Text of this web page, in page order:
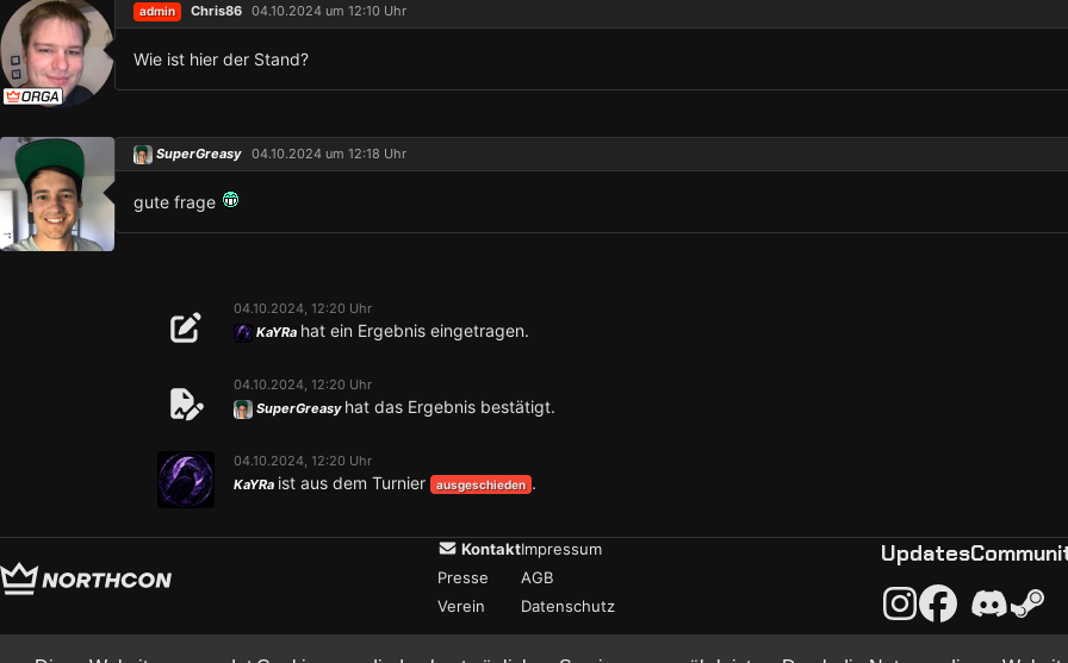
admin Chris86 04.10.2024 um 12:10 Uhr
Wie ist hier der Stand?
SuperGreasy 04.10.2024 um 12:18 Uhr
gute frage
04.10.2024, 12:20 Uhr
KaYRa hat ein Ergebnis eingetragen.
04.10.2024, 12:20 Uhr
SuperGreasy hat das Ergebnis bestätigt.
04.10.2024, 12:20 Uhr
KaYRa ist aus dem Turnier ausgeschieden .
Kontakt
Presse
Verein
Impressum
AGB
Datenschutz
Updates